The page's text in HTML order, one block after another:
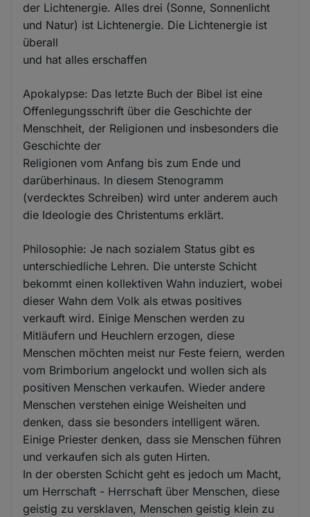
der Lichtenergie. Alles drei (Sonne, Sonnenlicht
und Natur) ist Lichtenergie. Die Lichtenergie ist
überall
und hat alles erschaffen
Apokalypse: Das letzte Buch der Bibel ist eine
Offenlegungsschrift über die Geschichte der
Menschheit, der Religionen und insbesonders die
Geschichte der
Religionen vom Anfang bis zum Ende und
darüberhinaus. In diesem Stenogramm
(verdecktes Schreiben) wird unter anderem auch
die Ideologie des Christentums erklärt.
Philosophie: Je nach sozialem Status gibt es
unterschiedliche Lehren. Die unterste Schicht
bekommt einen kollektiven Wahn induziert, wobei
dieser Wahn dem Volk als etwas positives
verkauft wird. Einige Menschen werden zu
Mitläufern und Heuchlern erzogen, diese
Menschen möchten meist nur Feste feiern, werden
vom Brimborium angelockt und wollen sich als
positiven Menschen verkaufen. Wieder andere
Menschen verstehen einige Weisheiten und
denken, dass sie besonders intelligent wären.
Einige Priester denken, dass sie Menschen führen
und verkaufen sich als guten Hirten.
In der obersten Schicht geht es jedoch um Macht,
um Herrschaft - Herrschaft über Menschen, diese
geistig zu versklaven, Menschen geistig klein zu